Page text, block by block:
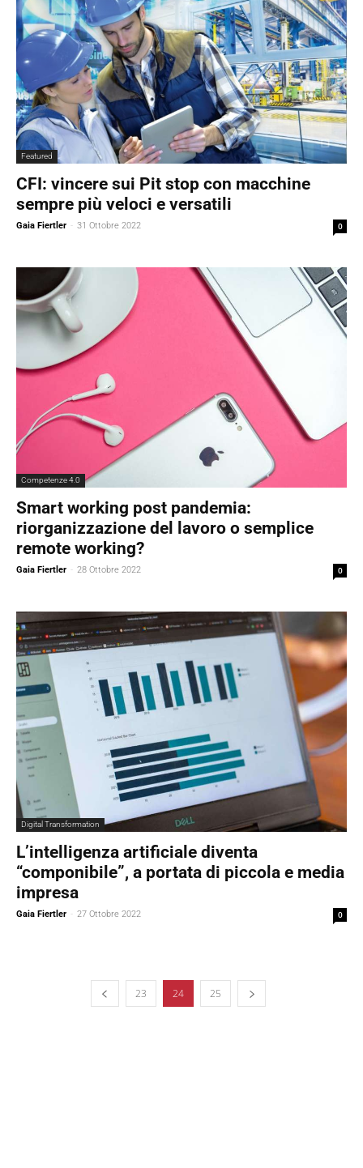
Featured
CFI: vincere sui Pit stop con macchine
sempre più veloci e versatili
Gaia Fiertler - 31 Ottobre 2022 0
Competenze 4.0
Smart working post pandemia:
riorganizzazione del lavoro o semplice
remote working?
Gaia Fiertler - 28 Ottobre 2022 0
Digital Transformation
L’intelligenza artificiale diventa
“componibile”, a portata di piccola e media
impresa
Gaia Fiertler - 27 Ottobre 2022 0
23 24 25